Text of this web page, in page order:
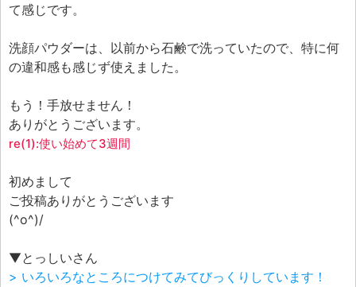
て感じです。
洗顔パウダーは、以前から石鹸で洗っていたので、特に何
の違和感も感じず使えました。
もう！手放せません！
ありがとうございます。
re(1):使い始めて3週間
初めまして
ご投稿ありがとうございます
(^o^)/
▼とっしいさん
> いろいろなところにつけてみてびっくりしています！